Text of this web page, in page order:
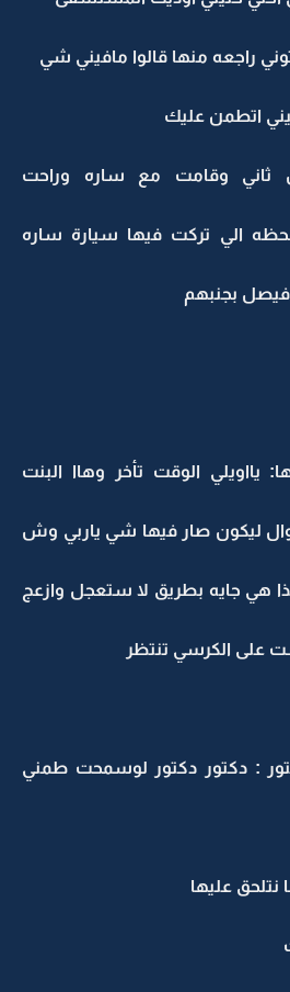
راجعه منها قالوا مافيني شي
اتطمن عليك
ثاني وقامت مع ساره وراحت
الي تركت فيها سيارة ساره
بجنبهم
يااويلي الوقت تأخر وهاا البنت
ليكون صار فيها شي ياربي وش
هي جايه بطريق لا ستعجل وازعج
على الكرسي تنتظر
: دكتور دكتور لوسمحت طمني
نتلحق عليها